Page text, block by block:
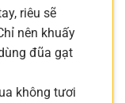
riêu sẽ
nên khuấy
đũa gạt
không tươi